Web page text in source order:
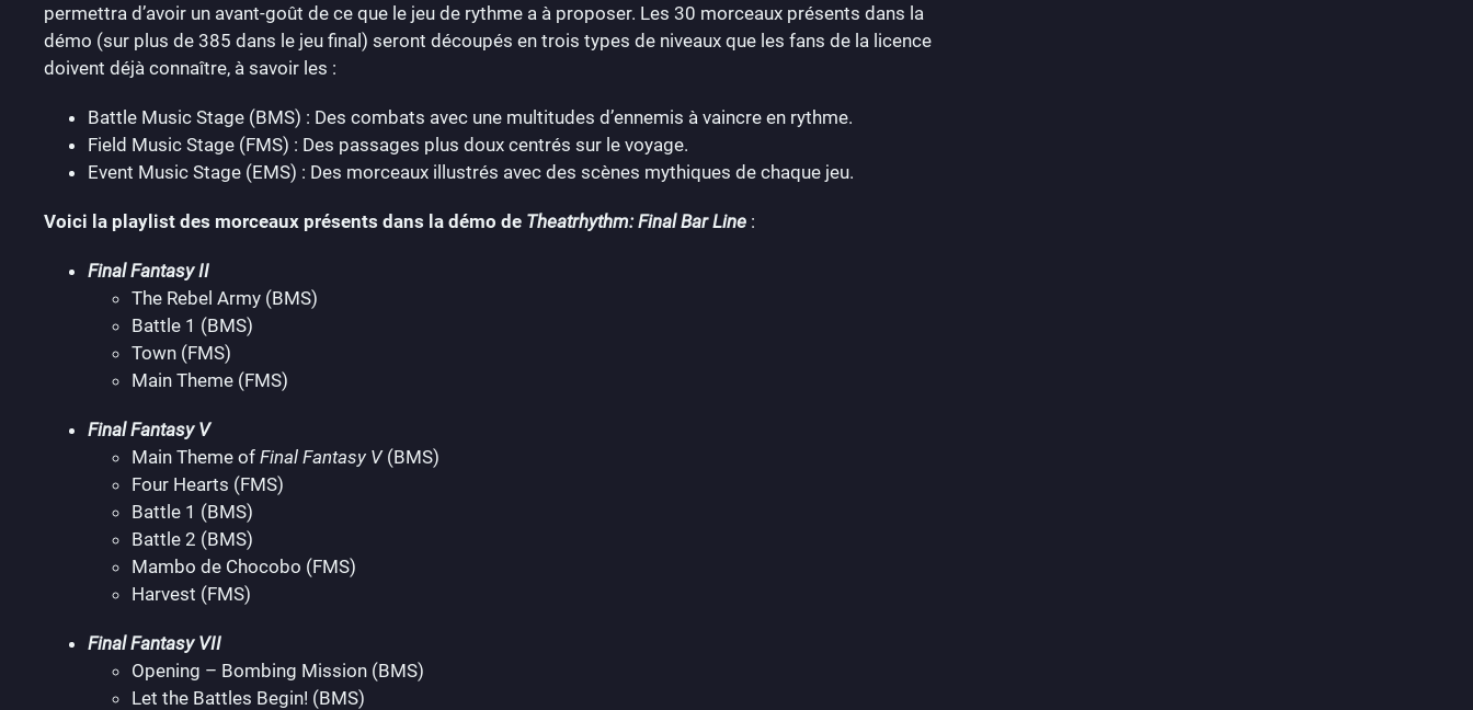
permettra d’avoir un avant-goût de ce que le jeu de rythme a à proposer. Les 30 morceaux présents dans la
démo (sur plus de 385 dans le jeu final) seront découpés en trois types de niveaux que les fans de la licence
doivent déjà connaître, à savoir les :
Battle Music Stage (BMS) : Des combats avec une multitudes d’ennemis à vaincre en rythme.
Field Music Stage (FMS) : Des passages plus doux centrés sur le voyage.
Event Music Stage (EMS) : Des morceaux illustrés avec des scènes mythiques de chaque jeu.
Voici la playlist des morceaux présents dans la démo de Theatrhythm: Final Bar Line :
Final Fantasy II
The Rebel Army (BMS)
Battle 1 (BMS)
Town (FMS)
Main Theme (FMS)
Final Fantasy V
Main Theme of Final Fantasy V(BMS)
Four Hearts (FMS)
Battle 1 (BMS)
Battle 2 (BMS)
Mambo de Chocobo (FMS)
Harvest (FMS)
Final Fantasy VII
Opening – Bombing Mission (BMS)
Let the Battles Begin! (BMS)